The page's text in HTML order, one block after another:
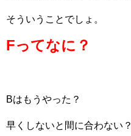
そういうことでしょ。
Fってなに？
Bはもうやった？
早くしないと間に合わない？